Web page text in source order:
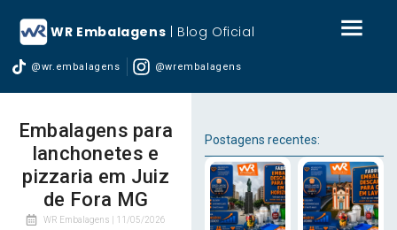
WR Embalagens | Blog Oficial
@wr.embalagens @wrembalagens
Embalagens para
lanchonetes e
pizzaria em Juiz
de Fora MG
WR Embalagens | 11/05/2026
Postagens recentes: